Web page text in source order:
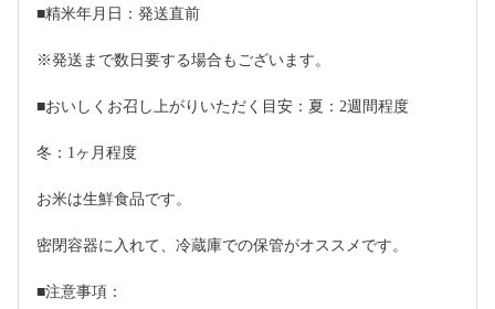
■精米年月日：発送直前
※発送まで数日要する場合もございます。
■おいしくお召し上がりいただく目安：夏：2週間程度
冬：1ヶ月程度
お米は生鮮食品です。
密閉容器に入れて、冷蔵庫での保管がオススメです。
■注意事項：